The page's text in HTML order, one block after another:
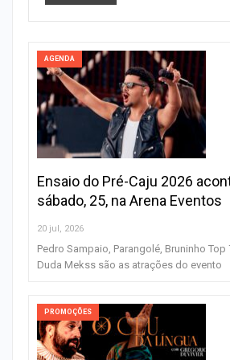
AGENDA
Ensaio do Pré-Caju 2026
sábado, 25, na Arena Eventos
20 jul, 2026
Pedro Sampaio, Parangolé, Bruninho
Duda Mekss são as atrações do evento
PROMOÇÕES